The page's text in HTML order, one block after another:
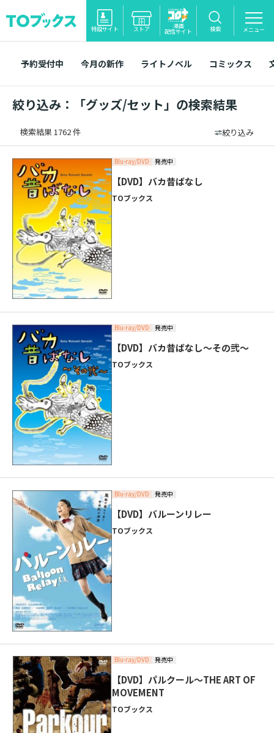
特設サイト ストア 漫画
配信サイト 検索 メニュー
予約受付中 今月の新作 ライトノベル コミックス
絞り込み：「グッズ/セット」の検索結果
検索結果 1762 件 絞り込み
Blu-ray/DVD 発売中
【DVD】バカ昔ばなし
TOブックス
Blu-ray/DVD 発売中
【DVD】バカ昔ばなし～その弐～
TOブックス
Blu-ray/DVD 発売中
【DVD】バルーンリレー
TOブックス
Blu-ray/DVD 発売中
【DVD】パルクール～THE ART OF
MOVEMENT
TOブックス